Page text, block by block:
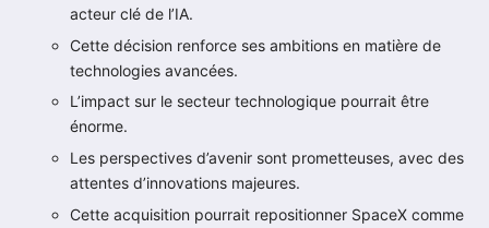
acteur clé de l’IA.
Cette décision renforce ses ambitions en matière de
technologies avancées.
L’impact sur le secteur technologique pourrait être
énorme.
Les perspectives d’avenir sont prometteuses, avec des
attentes d’innovations majeures.
Cette acquisition pourrait repositionner SpaceX comme